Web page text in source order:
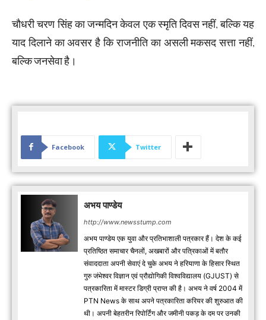
चौधरी चरण सिंह का जन्मदिन केवल एक स्मृति दिवस नहीं, बल्कि यह
याद दिलाने का अवसर है कि राजनीति का असली मकसद सत्ता नहीं,
बल्कि जनसेवा है।
Facebook Twitter
अभय पाण्डेय
http://www.newsstump.com
अभय पाण्डेय एक युवा और प्रतिभाशाली पत्रकार हैं। देश के कई
प्रतिष्ठित समाचार चैनलों, अखबारों और पत्रिकाओं में बतौर
संवाददाता अपनी सेवाएं दे चुके अभय ने हरियाणा के हिसार स्थित
गुरु जंभेश्वर विज्ञान एवं प्रौद्योगिकी विश्वविद्यालय (GJUST) से
पत्रकारिता में मास्टर डिग्री प्राप्त की है। अभय ने वर्ष 2004 में
PTN News के साथ अपने पत्रकारिता करियर की शुरुआत की
थी। अपनी बेहतरीन रिपोर्टिंग और जमीनी पकड़ के दम पर उनकी